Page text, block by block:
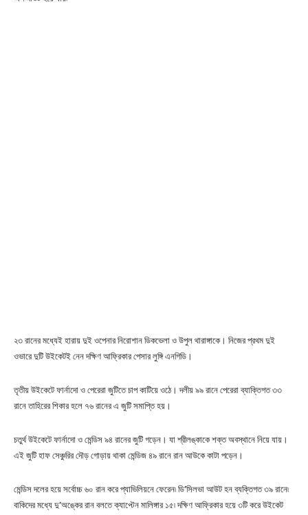
২৩ রানের মধ্যেই হারায় দুই ওপেনার নিরোশান ডিকভেলা ও উপুল থারাঙ্গাকে। নিজের প্রথম দুই
ওভারে দুটি উইকেটই নেন দক্ষিণ আফ্রিকার পেসার লুঙ্গি এনগিডি।
তৃতীয় উইকেটে ফার্নাদো ও পেরেরা জুটিতে চাপ কাটিয়ে ওঠে। দলীয় ৯৯ রানে পেরেরা ব্যাক্তিগত ৩৩
রানে তাহিরের শিকার হলে ৭৬ রানের এ জুটি সমাপ্তি হয়।
চতুর্থ উইকেটে ফার্নাদো ও মেন্ডিস ৯৪ রানের জুটি গড়েন। যা শ্রীলঙ্কাকে শক্ত অবস্থানে নিয়ে যায়।
এই জুটি হাফ সেঞ্চুরির দৌড় গোড়ায় থাকা মেন্ডিজ ৪৯ রানে রান আউকে কাটা পড়েন।
মেন্ডিস দলের হয়ে সর্বোচ্চ ৬০ রান করে প্যাভিলিয়নে ফেরেন৷ ডি’সিলভা আউট হন ব্যক্তিগত ৩৯ রানে৷
বাকিদের মধ্যে দু’অঙ্কের রান বলতে ক্যাপ্টেন মালিঙ্গার ১৫৷ দক্ষিণ আফ্রিকার হয়ে ৩টি করে উইকেট